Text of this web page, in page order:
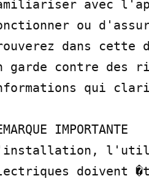
avec
ou
dans cette
garde contre des
qui
IMPORTANTE
doivent